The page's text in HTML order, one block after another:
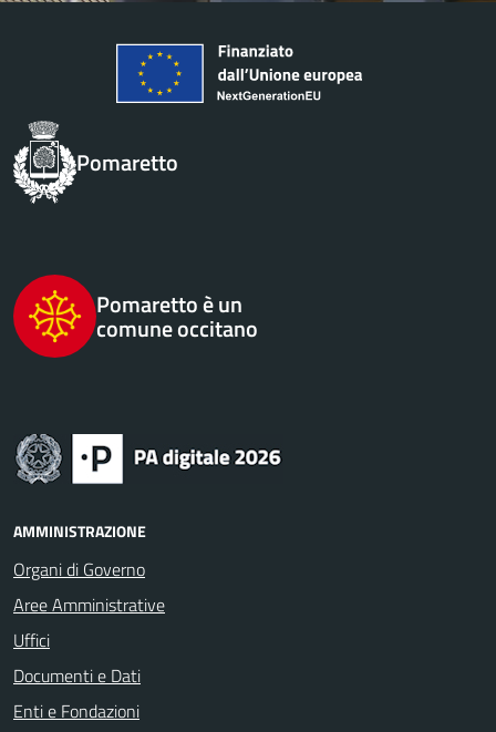
Pomaretto
Pomaretto è un
comune occitano
AMMINISTRAZIONE
Organi di Governo
Aree Amministrative
Uffici
Documenti e Dati
Enti e Fondazioni